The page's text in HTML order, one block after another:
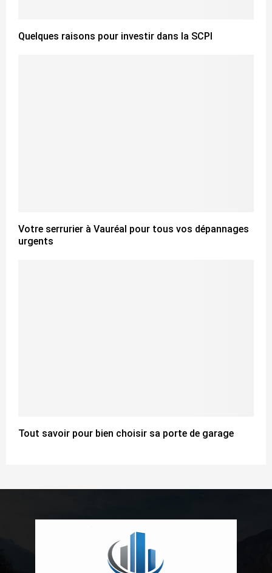
Quelques raisons pour investir dans la SCPI
Votre serrurier à Vauréal pour tous vos dépannages
urgents
Tout savoir pour bien choisir sa porte de garage